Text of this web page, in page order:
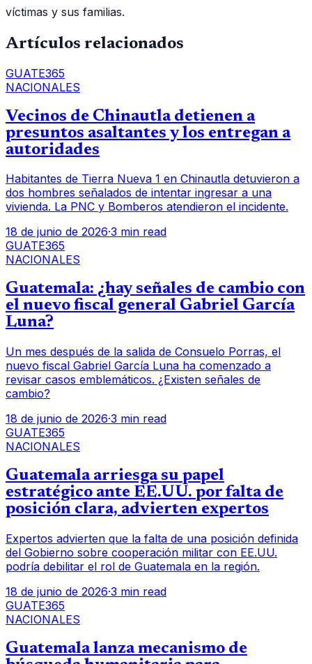
víctimas y sus familias.
Artículos relacionados
GUATE365
NACIONALES
Vecinos de Chinautla detienen a
presuntos asaltantes y los entregan a
autoridades
Habitantes de Tierra Nueva 1 en Chinautla detuvieron a
dos hombres señalados de intentar ingresar a una
vivienda. La PNC y Bomberos atendieron el incidente.
18 de junio de 2026·3 min read
GUATE365
NACIONALES
Guatemala: ¿hay señales de cambio con
el nuevo fiscal general Gabriel García
Luna?
Un mes después de la salida de Consuelo Porras, el
nuevo fiscal Gabriel García Luna ha comenzado a
revisar casos emblemáticos. ¿Existen señales de
cambio?
18 de junio de 2026·3 min read
GUATE365
NACIONALES
Guatemala arriesga su papel
estratégico ante EE.UU. por falta de
posición clara, advierten expertos
Expertos advierten que la falta de una posición definida
del Gobierno sobre cooperación militar con EE.UU.
podría debilitar el rol de Guatemala en la región.
18 de junio de 2026·3 min read
GUATE365
NACIONALES
Guatemala lanza mecanismo de